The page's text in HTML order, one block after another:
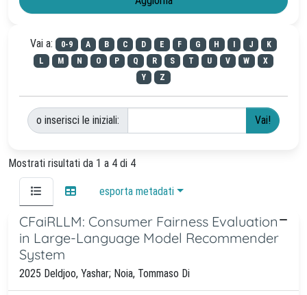
Vai a: 0-9 A B C D E F G H J
K
L
M N O P Q R S T U V W
X
Y
Z
o inserisci le iniziali:
Mostrati risultati da 1 a 4 di 4
esporta metadati
CFaiRLLM: Consumer Fairness Evaluation
in Large-Language Model Recommender
System
2025 Deldjoo, Yashar; Noia, Tommaso Di